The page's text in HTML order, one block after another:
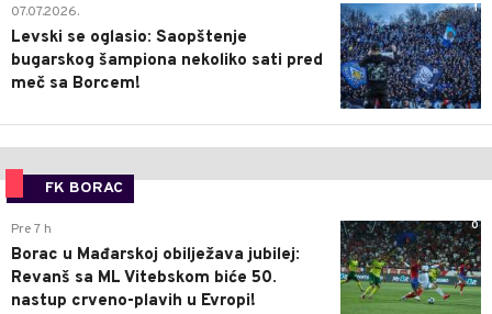
1
07.07.2026.
Levski se oglasio: Saopštenje
bugarskog šampiona nekoliko sati pred
meč sa Borcem!
FK BORAC
0
Pre 7 h
Borac u Mađarskoj obilježava jubilej:
Revanš sa ML Vitebskom biće 50.
nastup crveno-plavih u Evropi!